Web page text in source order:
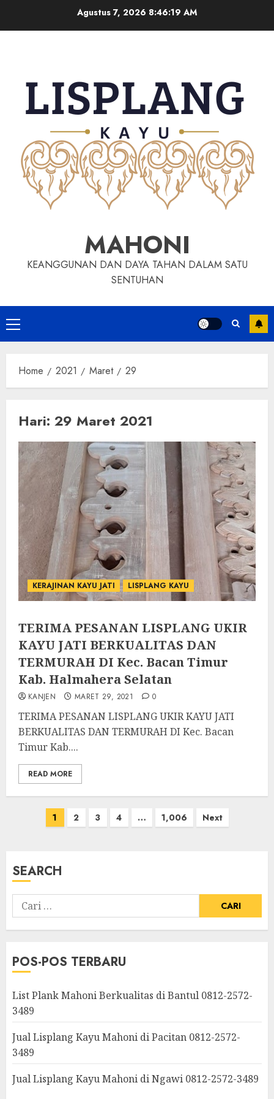
Agustus 7, 2026 8:46:20 AM
MAHONI
KEANGGUNAN DAN DAYA TAHAN DALAM SATU
SENTUHAN
Home 2021 Maret 29
Hari: 29 Maret 2021
KERAJINAN KAYU JATI LISPLANG KAYU
TERIMA PESANAN LISPLANG UKIR
KAYU JATI BERKUALITAS DAN
TERMURAH DI Kec. Bacan Timur
Kab. Halmahera Selatan
KANJEN MARET 29, 2021 0
TERIMA PESANAN LISPLANG UKIR KAYU JATI
BERKUALITAS DAN TERMURAH DI Kec. Bacan
Timur Kab....
READ MORE
1 2 3 4 … 1,006 Next
SEARCH
POS-POS TERBARU
List Plank Mahoni Berkualitas di Bantul 0812-2572-
3489
Jual Lisplang Kayu Mahoni di Pacitan 0812-2572-
3489
Jual Lisplang Kayu Mahoni di Ngawi 0812-2572-3489